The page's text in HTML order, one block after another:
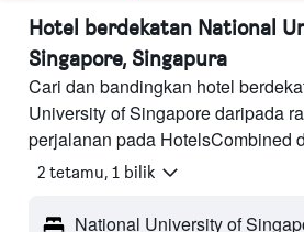
Hotel berdekatan National
Singapore, Singapura
Cari dan bandingkan hotel
University of Singapore daripada
perjalanan pada HotelsCombined
2 tetamu, 1 bilik